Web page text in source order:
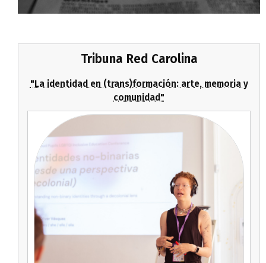
Tribuna Red Carolina
"La identidad en (trans)formación: arte, memoria y
comunidad"